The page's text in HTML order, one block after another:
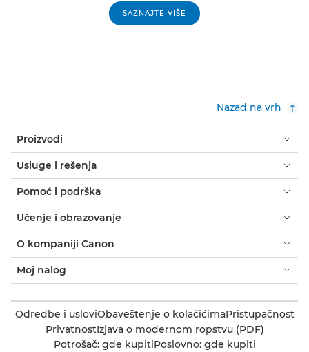
SAZNAJTE VIŠE
Nazad na vrh
Proizvodi
Usluge i rešenja
Pomoć i podrška
Učenje i obrazovanje
O kompaniji Canon
Moj nalog
Odredbe i usloviObaveštenje o kolačićimaPristupačnost
PrivatnostIzjava o modernom ropstvu (PDF)
Potrošač: gde kupitiPoslovno: gde kupiti